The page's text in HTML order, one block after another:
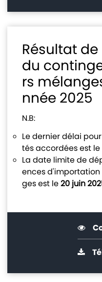
Résultat
du
rs
nnée 2025
N.B:
Le dernier délai
tés accordées est le
La date limite de
ences d'importation
ges est le20 juin